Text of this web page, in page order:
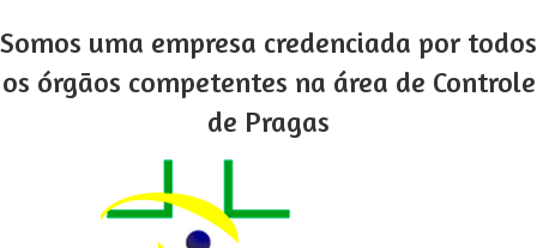
Somos uma empresa credenciada por todos
os órgãos competentes na área de Controle
de Pragas